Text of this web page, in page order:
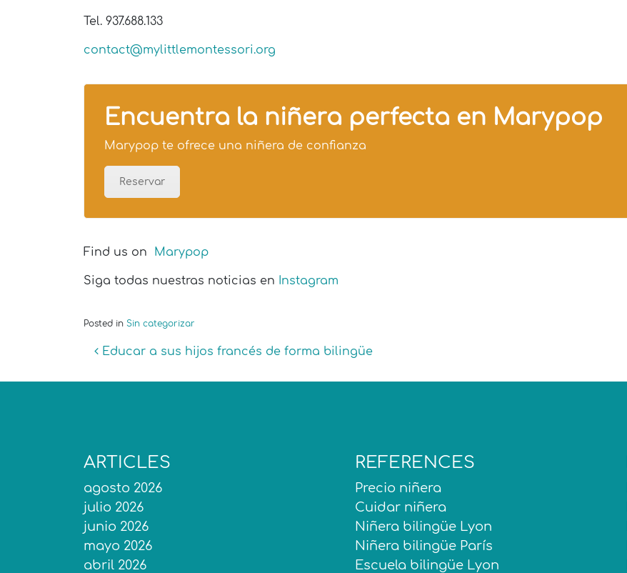
Tel. 937.688.133
contact@mylittlemontessori.org
Encuentra la niñera perfecta en Marypop
Marypop te ofrece una niñera de confianza
Reservar
Find us on Marypop
Siga todas nuestras noticias en Instagram
Posted in Sin categorizar
Post navigation
Educar a sus hijos francés de forma bilingüe
ARTICLES
agosto 2026
julio 2026
junio 2026
mayo 2026
abril 2026
REFERENCES
Precio niñera
Cuidar niñera
Niñera bilingüe Lyon
Niñera bilingüe París
Escuela bilingüe Lyon